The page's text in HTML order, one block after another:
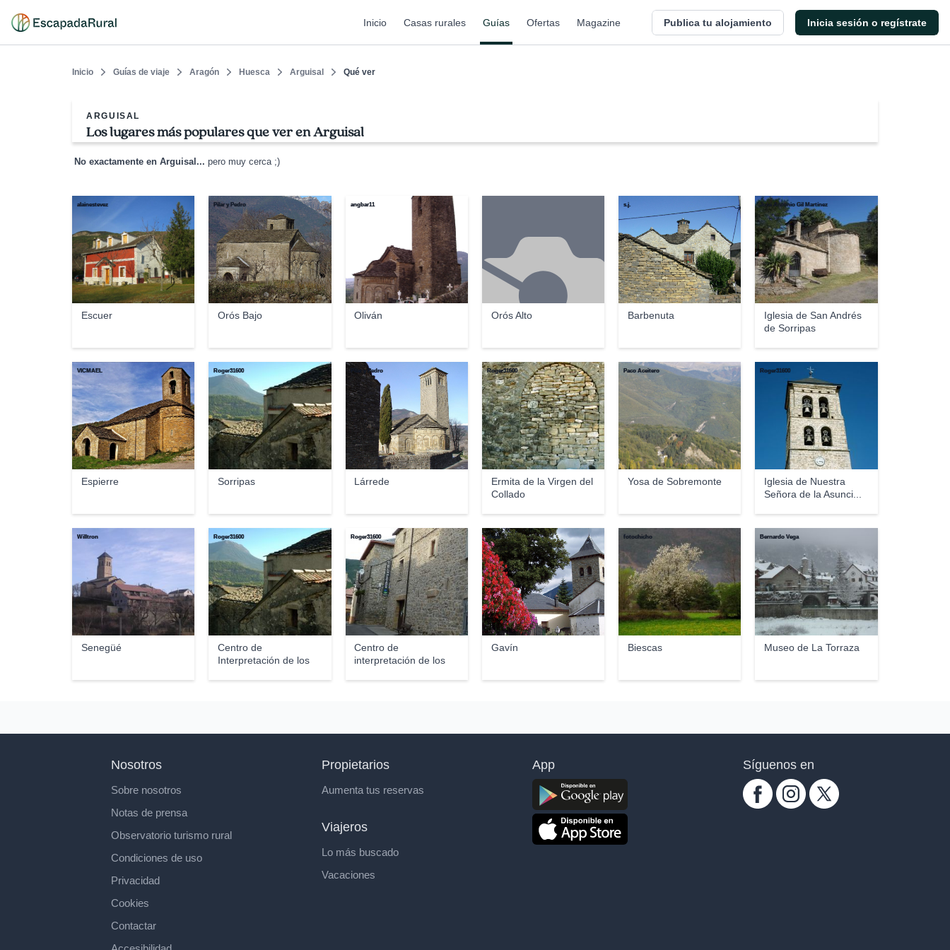
Inicio Casas rurales Guías Ofertas Magazine Publica tu alojamiento Inicia sesión o regístrate
Inicio Guías de viaje Aragón Huesca Arguisal Qué ver
ARGUISAL
Los lugares más populares que ver en Arguisal
No exactamente en Arguisal... pero muy cerca ;)
Escuer
alainestevez
Orós Bajo
Pilar y Pedro
Oliván
angbar11
Orós Alto Barbenuta
s.j.
Iglesia de San Andrés
de Sorripas
José Antonio Gil Martínez
Espierre
VICMAEL
Sorripas
Roger31600
Lárrede
Pilar y Pedro
Ermita de la Virgen del
Collado
Roger31600
Yosa de Sobremonte
Paco Aceitero
Iglesia de Nuestra
Señora de la Asunci...
Roger31600
Senegüé
Willtron
Centro de
Interpretación de los
Roger31600
Centro de
interpretación de los
Roger31600
Gavín
alvab
Biescas
fotochicho
Museo de La Torraza
Bernardo Vega
Nosotros
Sobre nosotros
Notas de prensa
Observatorio turismo rural
Condiciones de uso
Privacidad
Cookies
Contactar
Propietarios
Aumenta tus reservas
Viajeros
Lo más buscado
Vacaciones
App Síguenos en